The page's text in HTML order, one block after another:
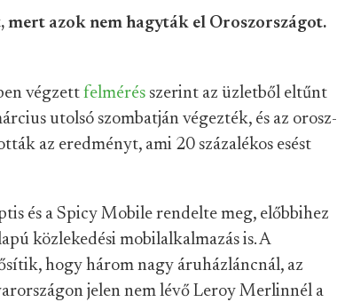
azok nem hagyták el Oroszországot.
végzett felmérés szerint az üzletből eltűnt
utolsó szombatján végezték, és az orosz-
az eredményt, ami 20 százalékos esést
és a Spicy Mobile rendelte meg, előbbihez
közlekedési mobilalkalmazás is. A
hogy három nagy áruházláncnál, az
jelen nem lévő Leroy Merlinnél a